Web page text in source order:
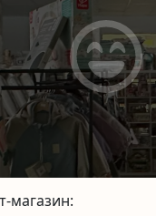
магазин: